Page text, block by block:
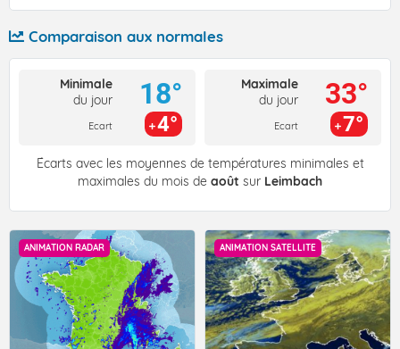
Comparaison aux normales
Minimale
du jour
Ecart
18°
4°
Maximale
du jour
Ecart
33°
7°
Écarts avec les moyennes de températures minimales et
maximales du mois de août sur Leimbach
ANIMATION RADAR ANIMATION SATELLITE